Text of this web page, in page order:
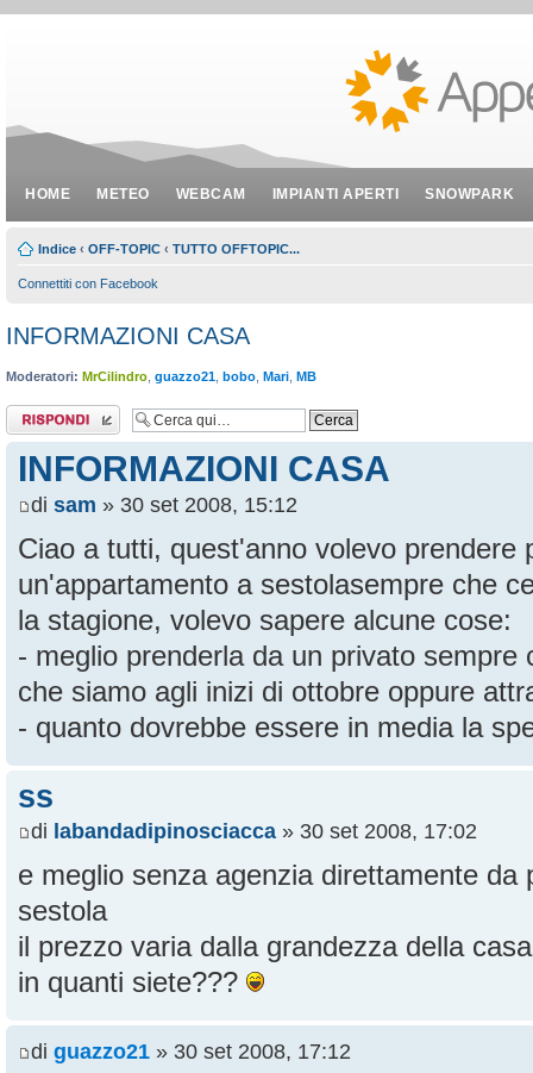
HOME METEO WEBCAM IMPIANTI APERTI SNOWPARK
Indice ‹ OFF-TOPIC ‹ TUTTO OFFTOPIC...
Connettiti con Facebook
INFORMAZIONI CASA
Moderatori: MrCilindro guazzo21 bobo Mari MB
Rispondi al
messaggio
INFORMAZIONI CASA
di sam » 30 set 2008, 15:12
Ciao a tutti, quest'anno volevo prendere
un'appartamento a sestolasempre che
la stagione, volevo sapere alcune cose:
- meglio prenderla da un privato sempre
che siamo agli inizi di ottobre oppure
- quanto dovrebbe essere in media la
ss
di labandadipinosciacca » 30 set 2008, 17:02
e meglio senza agenzia direttamente da
sestola
il prezzo varia dalla grandezza della casa
in quanti siete???
di guazzo21 » 30 set 2008, 17:12